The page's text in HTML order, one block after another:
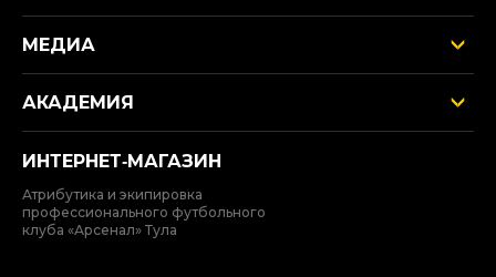
МЕДИА
АКАДЕМИЯ
ИНТЕРНЕТ‑МАГАЗИН
Атрибутика и экипировка
профессионального футбольного
клуба «Арсенал» Тула